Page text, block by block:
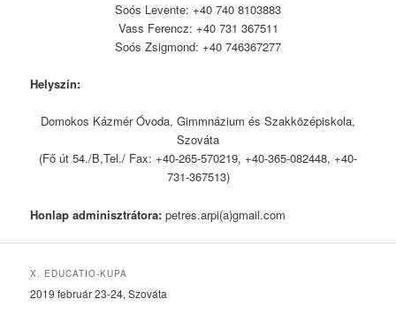
Soós Levente: +40 740 8103883
Vass Ferencz: +40 731 367511
Soós Zsigmond: +40 746367277
Helyszín:
Domokos Kázmér Óvoda, Gimmnázium és Szakközépiskola,
Szováta
(Fő út 54./B,Tel./ Fax: +40-265-570219, +40-365-082448, +40-
731-367513)
Honlap adminisztrátora:petres.arpi(a)gmail.com
X. EDUCATIO-KUPA
2019 február 23-24, Szováta